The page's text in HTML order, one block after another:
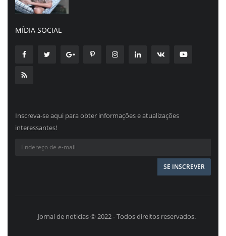
MÍDIA SOCIAL
Inscreva-se aqui para obter informações e atualizações
interessantes!
Jornal de noticias © 2022 - Todos direitos reservados.